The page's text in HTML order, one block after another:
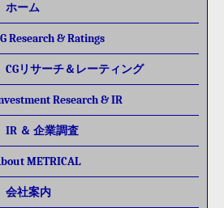
ホーム
Research & Ratings
CGリサーチ＆レーティング
Research & IR
IR ＆ 企業調査
METRICAL
会社案内